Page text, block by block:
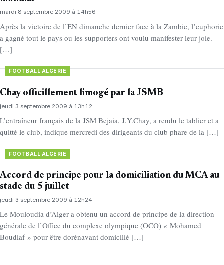
mardi 8 septembre 2009 à 14h56
Après la victoire de l’EN dimanche dernier face à la Zambie, l’euphorie
a gagné tout le pays ou les supporters ont voulu manifester leur joie.
[…]
FOOTBALL ALGÉRIE
Chay officillement limogé par la JSMB
jeudi 3 septembre 2009 à 13h12
L’entraîneur français de la JSM Bejaia, J.Y.Chay, a rendu le tablier et a
quitté le club, indique mercredi des dirigeants du club phare de la […]
FOOTBALL ALGÉRIE
Accord de principe pour la domiciliation du MCA au
stade du 5 juillet
jeudi 3 septembre 2009 à 12h24
Le Mouloudia d’Alger a obtenu un accord de principe de la direction
générale de l’Office du complexe olympique (OCO) « Mohamed
Boudiaf » pour être dorénavant domicilié […]